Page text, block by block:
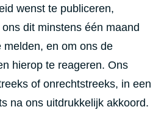
wenst te publiceren,
dit minstens één maand
en om ons de
hierop te reageren. Ons
of onrechtstreeks, in een
na ons uitdrukkelijk akkoord.